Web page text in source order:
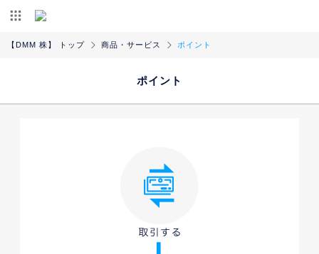
【DMM 株】 トップ 商品・サービス ポイント
ポイント